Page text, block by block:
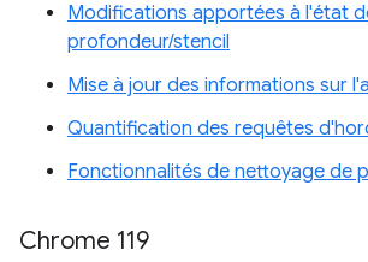
Modifications apportées à l'état
profondeur/stencil
Mise à jour des informations sur
Quantification des requêtes
Fonctionnalités de nettoyage de
Chrome 119